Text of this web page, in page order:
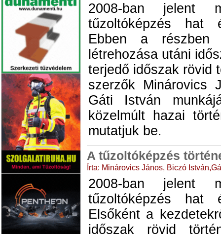
2008-ban jelent
tűzoltóképzés hat
Ebben a részben
létrehozása utáni
terjedő időszak rövid
szerzők Minárovics
Gáti István
közelmúlt hazai
mutatjuk be.
A tűzoltóképzés
Írta: Minárovics János, Biczó
2008-ban jelent
tűzoltóképzés hat
Elsőként a
időszak rövid